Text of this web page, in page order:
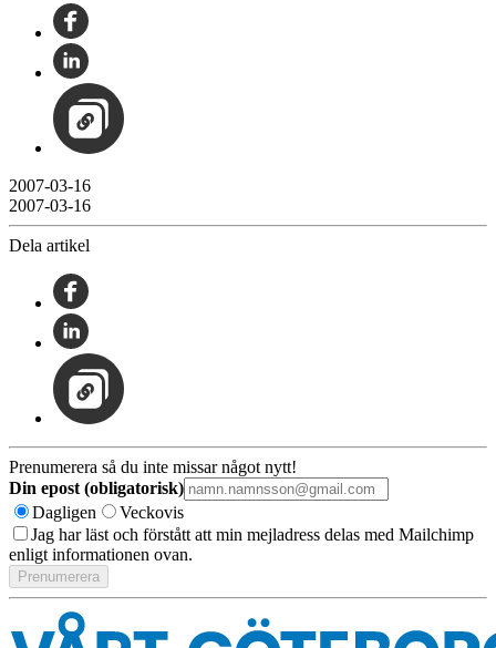
2007-03-16
2007-03-16
Dela artikel
Prenumerera så du inte missar något nytt!
Din epost (obligatorisk)
Dagligen
Veckovis
Jag har läst och förstått att min mejladress delas med Mailchimp
enligt informationen ovan.